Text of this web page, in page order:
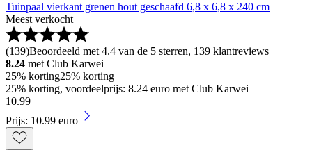
Tuinpaal vierkant grenen hout geschaafd 6,8 x 6,8 x 240 cm
Meest verkocht
(139)Beoordeeld met 4.4 van de 5 sterren, 139 klantreviews
8.24 met Club Karwei
25% korting25% korting
25% korting, voordeelprijs: 8.24 euro met Club Karwei
10.99
Prijs: 10.99 euro